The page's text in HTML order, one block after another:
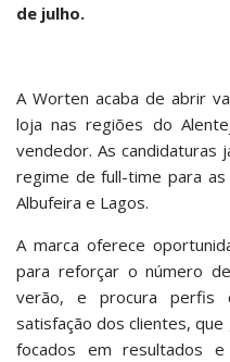
de julho.
A Worten acaba de abrir
loja nas regiões do
vendedor. As candidaturas
regime de full-time para as
Albufeira e Lagos.
A marca oferece
para reforçar o número
verão, e procura perfis
satisfação dos clientes,
focados em resultados